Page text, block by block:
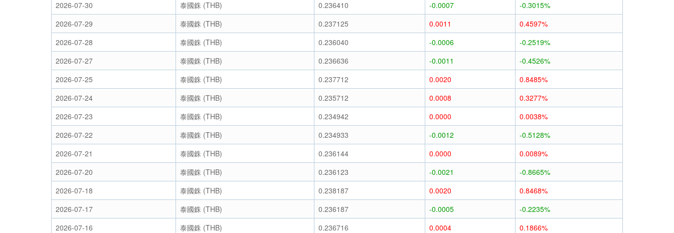
2026-07-30
泰國銖 (THB) 0.236410 -0.0007
-0.3015%
2026-07-29
泰國銖 (THB) 0.237125 0.0011
0.4597%
2026-07-28
泰國銖 (THB) 0.236040 -0.0006
-0.2519%
2026-07-27
泰國銖 (THB) 0.236636 -0.0011
-0.4526%
2026-07-25
泰國銖 (THB) 0.237712 0.0020
0.8485%
2026-07-24
泰國銖 (THB) 0.235712 0.0008
0.3277%
2026-07-23
泰國銖 (THB) 0.234942 0.0000
0.0038%
2026-07-22
泰國銖 (THB) 0.234933 -0.0012
-0.5128%
2026-07-21
泰國銖 (THB) 0.236144 0.0000
0.0089%
2026-07-20
泰國銖 (THB) 0.236123 -0.0021
-0.8665%
2026-07-18
泰國銖 (THB) 0.238187 0.0020
0.8468%
2026-07-17
泰國銖 (THB) 0.236187 -0.0005
-0.2235%
2026-07-16
泰國銖 (THB) 0.236716 0.0004
0.1866%